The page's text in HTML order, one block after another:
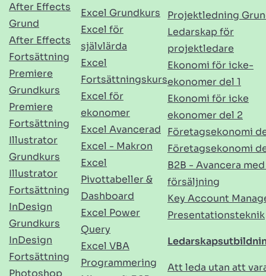
After Effects
Grund
After Effects
Fortsättning
Premiere
Grundkurs
Premiere
Fortsättning
Illustrator
Grundkurs
Illustrator
Fortsättning
InDesign
Grundkurs
InDesign
Fortsättning
Photoshop
Excel Grundkurs
Excel för
självlärda
Excel
Fortsättningskurs
Excel för
ekonomer
Excel Avancerad
Excel - Makron
Excel
Pivottabeller &
Dashboard
Excel Power
Query
Excel VBA
Programmering
Projektledning
Ledarskap för
projektledare
Ekonomi för icke-
ekonomer del 1
Ekonomi för icke
ekonomer del 2
Företagsekonomi
Företagsekonomi
B2B - Avancera
försäljning
Key Account
Presentationsteknik
Att leda utan att